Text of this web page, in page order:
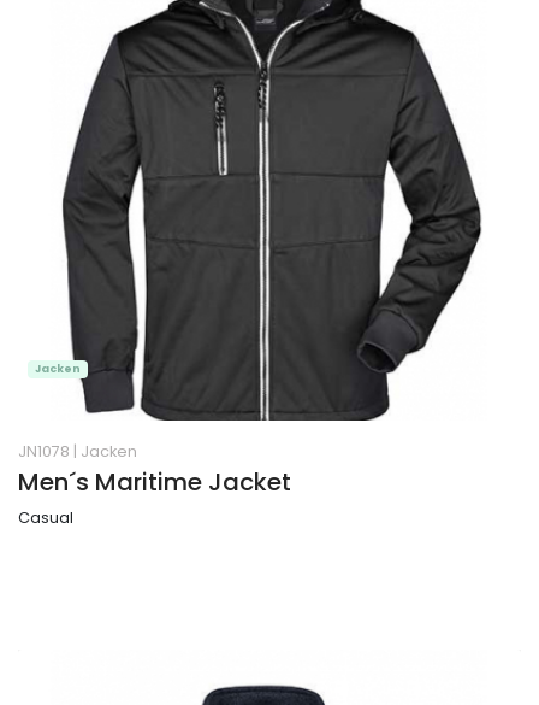
JN1078 | Jacken
Men´s Maritime Jacket
Casual
Jacken